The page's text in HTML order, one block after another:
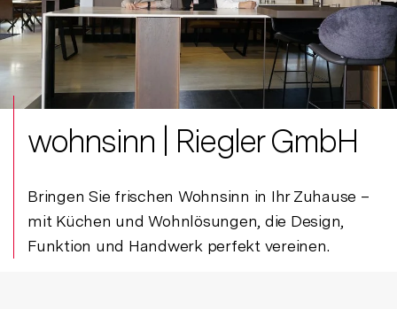
wohnsinn | Riegler GmbH
Bringen Sie frischen Wohnsinn in Ihr Zuhause –
mit Küchen und Wohnlösungen, die Design,
Funktion und Handwerk perfekt vereinen.